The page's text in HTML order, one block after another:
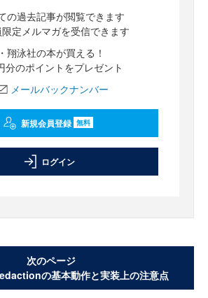
の過去記事が閲覧できます
限定メルマガを受信できます
・翔泳社の本が買える！
分のポイントをプレゼント
メールバックナンバー
新規会員登録 無料
ログイン
次のページ
の基本動作と実装上の注意点